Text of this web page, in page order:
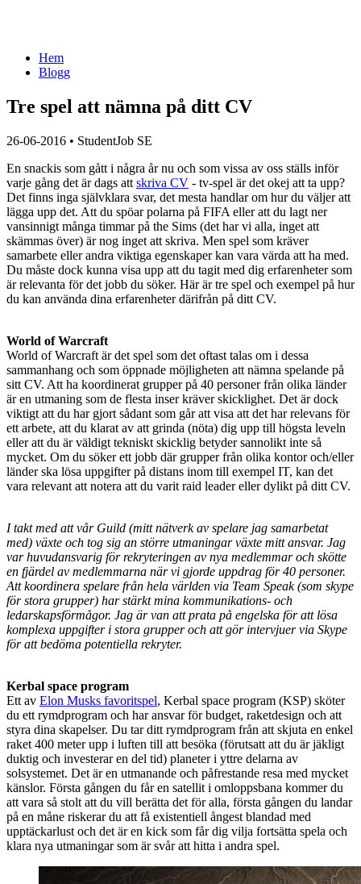
Hem
Blogg
Tre spel att nämna på ditt CV
26-06-2016 • StudentJob SE
En snackis som gått i några år nu och som vissa av oss ställs inför
varje gång det är dags att skriva CV - tv-spel är det okej att ta upp?
Det finns inga självklara svar, det mesta handlar om hur du väljer att
lägga upp det. Att du spöar polarna på FIFA eller att du lagt ner
vansinnigt många timmar på the Sims (det har vi alla, inget att
skämmas över) är nog inget att skriva. Men spel som kräver
samarbete eller andra viktiga egenskaper kan vara värda att ha med.
Du måste dock kunna visa upp att du tagit med dig erfarenheter som
är relevanta för det jobb du söker. Här är tre spel och exempel på hur
du kan använda dina erfarenheter därifrån på ditt CV.
World of Warcraft
World of Warcraft är det spel som det oftast talas om i dessa
sammanhang och som öppnade möjligheten att nämna spelande på
sitt CV. Att ha koordinerat grupper på 40 personer från olika länder
är en utmaning som de flesta inser kräver skicklighet. Det är dock
viktigt att du har gjort sådant som går att visa att det har relevans för
ett arbete, att du klarat av att grinda (nöta) dig upp till högsta leveln
eller att du är väldigt tekniskt skicklig betyder sannolikt inte så
mycket. Om du söker ett jobb där grupper från olika kontor och/eller
länder ska lösa uppgifter på distans inom till exempel IT, kan det
vara relevant att notera att du varit raid leader eller dylikt på ditt CV.
I takt med att vår Guild (mitt nätverk av spelare jag samarbetat
med) växte och tog sig an större utmaningar växte mitt ansvar. Jag
var huvudansvarig för rekryteringen av nya medlemmar och skötte
en fjärdel av medlemmarna när vi gjorde uppdrag för 40 personer.
Att koordinera spelare från hela världen via Team Speak (som skype
för stora grupper) har stärkt mina kommunikations- och
ledarskapsförmågor. Jag är van att prata på engelska för att lösa
komplexa uppgifter i stora grupper och att gör intervjuer via Skype
för att bedöma potentiella rekryter.
Kerbal space program
Ett av Elon Musks favoritspel, Kerbal space program (KSP) sköter
du ett rymdprogram och har ansvar för budget, raketdesign och att
styra dina skapelser. Du tar ditt rymdprogram från att skjuta en enkel
raket 400 meter upp i luften till att besöka (förutsatt att du är jäkligt
duktig och investerar en del tid) planeter i yttre delarna av
solsystemet. Det är en utmanande och påfrestande resa med mycket
känslor. Första gången du får en satellit i omloppsbana kommer du
att vara så stolt att du vill berätta det för alla, första gången du landar
på en måne riskerar du att få existentiell ångest blandad med
upptäckarlust och det är en kick som får dig vilja fortsätta spela och
klara nya utmaningar som är svår att hitta i andra spel.